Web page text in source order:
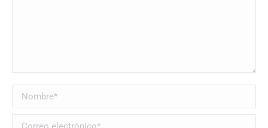
Nombre *
Correo electrónico *